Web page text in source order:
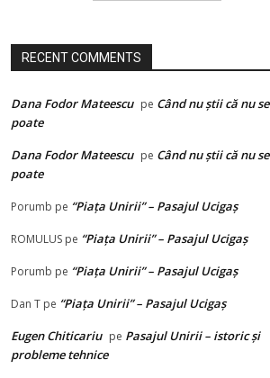
RECENT COMMENTS
Dana Fodor Mateescu pe Când nu știi că nu se
poate
Dana Fodor Mateescu pe Când nu știi că nu se
poate
Porumb pe “Piața Unirii” – Pasajul Ucigaș
ROMULUS pe “Piața Unirii” – Pasajul Ucigaș
Porumb pe “Piața Unirii” – Pasajul Ucigaș
Dan T pe “Piața Unirii” – Pasajul Ucigaș
Eugen Chiticariu pe Pasajul Unirii – istoric și
probleme tehnice